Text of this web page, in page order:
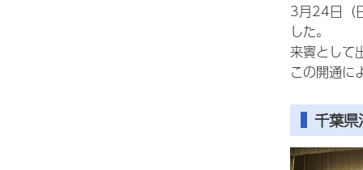
3月24日（
した。
来賓として
この開通に
千葉